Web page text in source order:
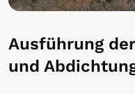
Ausführung
und